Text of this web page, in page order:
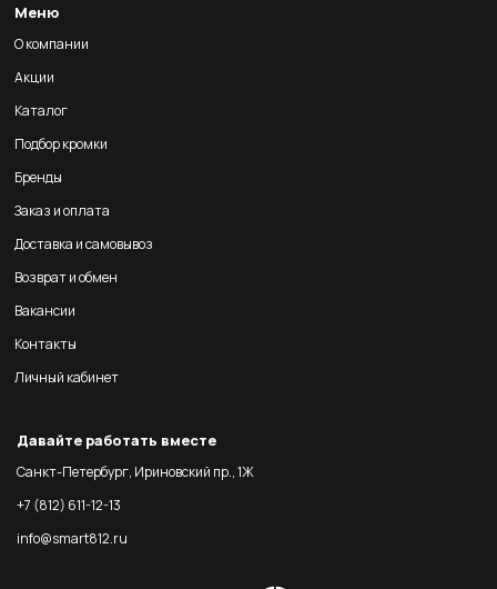
Меню
О компании
Акции
Каталог
Подбор кромки
Бренды
Заказ и оплата
Доставка и самовывоз
Возврат и обмен
Вакансии
Контакты
Личный кабинет
Давайте работать вместе
Санкт-Петербург, Ириновский пр., 1Ж
+7 (812) 611-12-13
info@smart812.ru